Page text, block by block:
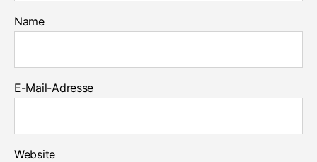
Name
E-Mail-Adresse
Website